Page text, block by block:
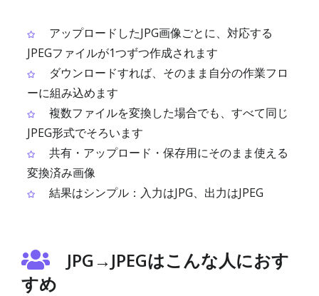
アップロードしたJPG画像ごとに、対応する
JPEGファイルが1つずつ作成されます
ダウンロードすれば、そのまま自分の作業フロ
ーに組み込めます
複数ファイルを変換した場合でも、すべて同じ
JPEG形式でそろいます
共有・アップロード・保存用にそのまま使える
変換済み画像
結果はシンプル：入力はJPG、出力はJPEG
JPG→JPEGはこんな人におす
すめ